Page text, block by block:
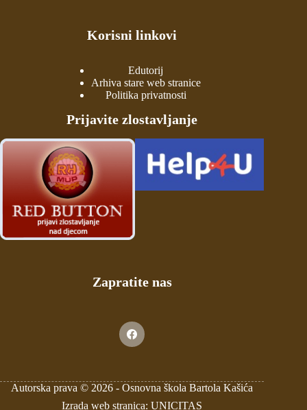
Korisni linkovi
Edutorij
Arhiva stare web stranice
Politika privatnosti
Prijavite zlostavljanje
Zapratite nas
Autorska prava © 2026 -Osnovna škola Bartola Kašića
Izrada web stranica: UNICITAS